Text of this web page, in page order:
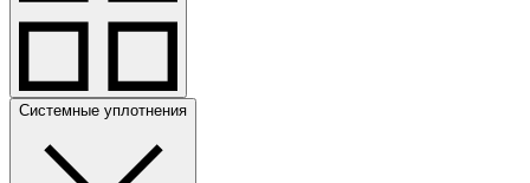
Системные уплотнения